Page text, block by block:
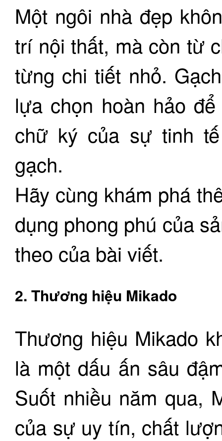
Một ngôi nhà đẹp
trí nội thất, mà còn từ
từng chi tiết nhỏ.
lựa chọn hoàn hảo
chữ ký của sự tinh
gạch.
Hãy cùng khám phá
dụng phong phú của
theo của bài viết.
2. Thương hiệu Mikado
Thương hiệu Mikado
là một dấu ấn sâu
Suốt nhiều năm qua,
của sự uy tín, chất